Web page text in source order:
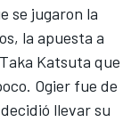
se jugaron la
la apuesta a
Katsuta que
Ogier fue de
llevar su